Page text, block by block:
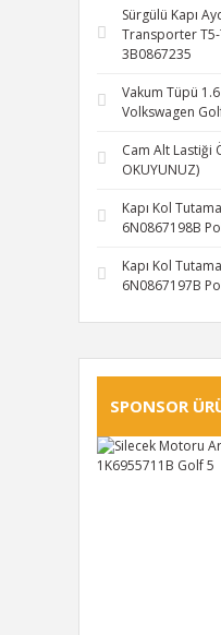
Sürgülü Kapı
Transporter
3B0867235
Vakum Tüpü
Volkswagen
Cam Alt Lastiği
OKUYUNUZ)
Kapı Kol
6N0867198B
Kapı Kol
6N0867197B
SPONSOR